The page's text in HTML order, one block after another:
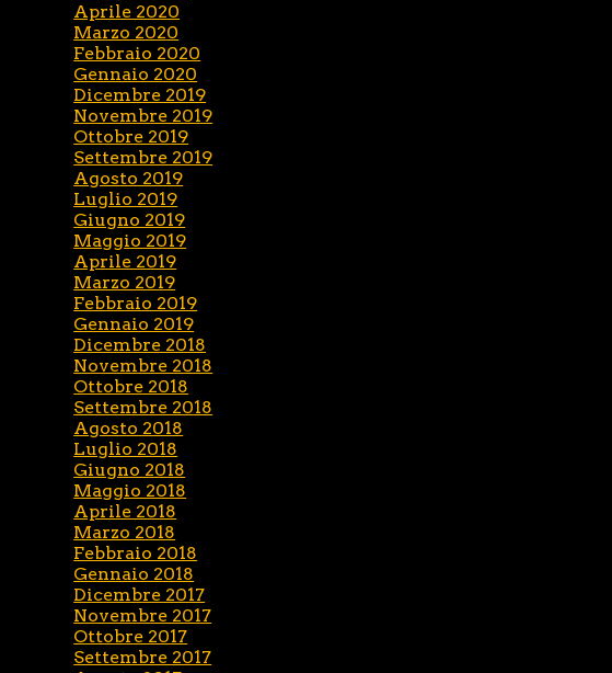
Aprile 2020
Marzo 2020
Febbraio 2020
Gennaio 2020
Dicembre 2019
Novembre 2019
Ottobre 2019
Settembre 2019
Agosto 2019
Luglio 2019
Giugno 2019
Maggio 2019
Aprile 2019
Marzo 2019
Febbraio 2019
Gennaio 2019
Dicembre 2018
Novembre 2018
Ottobre 2018
Settembre 2018
Agosto 2018
Luglio 2018
Giugno 2018
Maggio 2018
Aprile 2018
Marzo 2018
Febbraio 2018
Gennaio 2018
Dicembre 2017
Novembre 2017
Ottobre 2017
Settembre 2017